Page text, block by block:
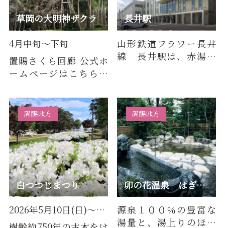
草岡の大明神ザクラ
4月中旬～下旬
置賜さくら回廊 公式ホ
ームページはこちら国
はおよそ1200年、樹高
14ｍ、…
長井駅
山形鉄道フラワー長井
線 長井駅は、赤湯駅
白つつじまつり
置賜地方
2026年5月10日(日)～5月31日(日)
卯の花温泉 はぎ乃湯
置賜地方
源泉１００％の豊富な
湯量と、湯上りのほん